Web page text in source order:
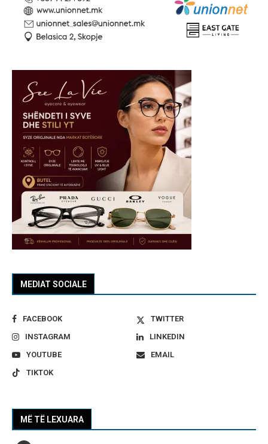
MEDIAT SOCIALE
FACEBOOK
TWITTER
INSTAGRAM
LINKEDIN
YOUTUBE
EMAIL
TIKTOK
MË TË LEXUARA